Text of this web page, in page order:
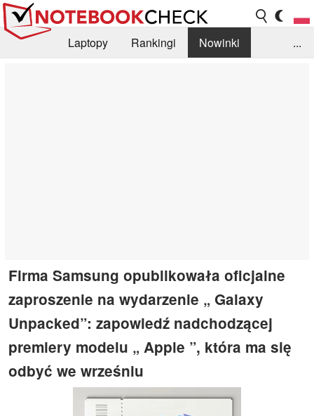
Laptopy Rankingi
Nowinki
...
Firma Samsung opublikowała oficjalne
zaproszenie na wydarzenie „ Galaxy
Unpacked”: zapowiedź nadchodzącej
premiery modelu „ Apple ”, która ma się
odbyć we wrześniu